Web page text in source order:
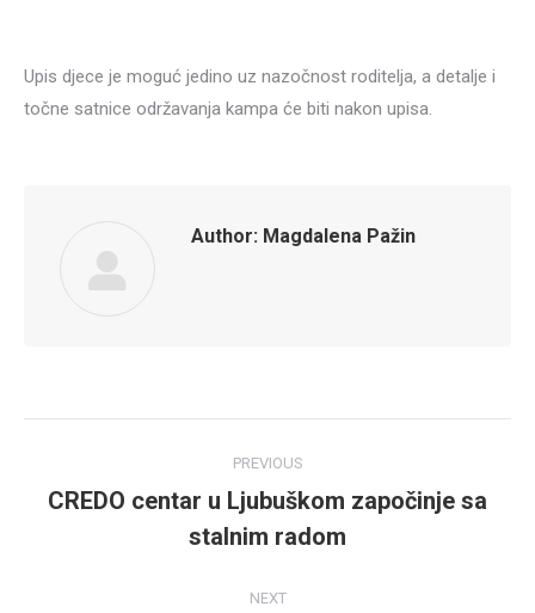
Upis djece je moguć jedino uz nazočnost roditelja, a detalje i
točne satnice održavanja kampa će biti nakon upisa.
Author: Magdalena Pažin
navigation
PREVIOUS
Previous
post:
CREDO centar u Ljubuškom započinje sa
stalnim radom
NEXT